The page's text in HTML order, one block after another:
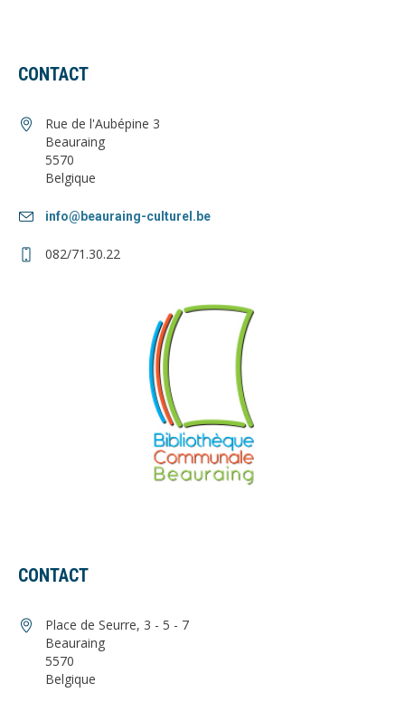
CONTACT
Rue de l'Aubépine 3
Beauraing
5570
Belgique
info@beauraing-culturel.be
082/71.30.22
CONTACT
Place de Seurre, 3 - 5 - 7
Beauraing
5570
Belgique